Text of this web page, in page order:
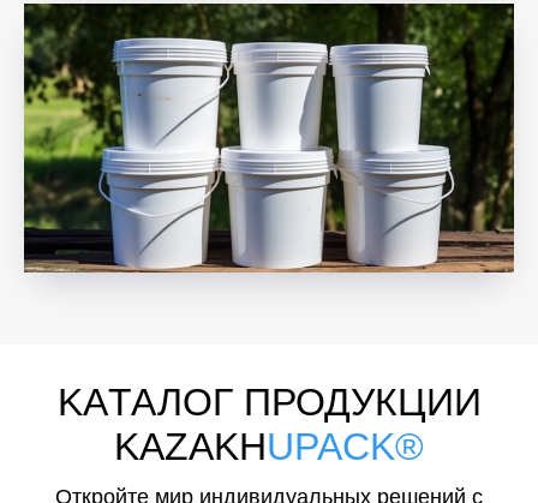
KAТАЛОГ ПРОДУКЦИИ
KAZAKHUPACK®
Откройте мир индивидуальных решений с